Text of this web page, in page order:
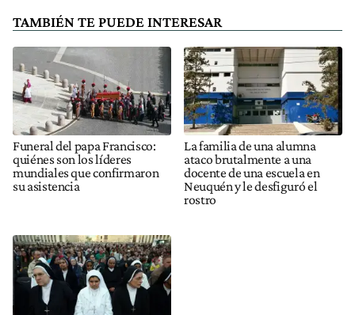
TAMBIÉN TE PUEDE INTERESAR
Funeral del papa Francisco:
quiénes son los líderes
mundiales que confirmaron
su asistencia
La familia de una alumna
ataco brutalmente a una
docente de una escuela en
Neuquén y le desfiguró el
rostro